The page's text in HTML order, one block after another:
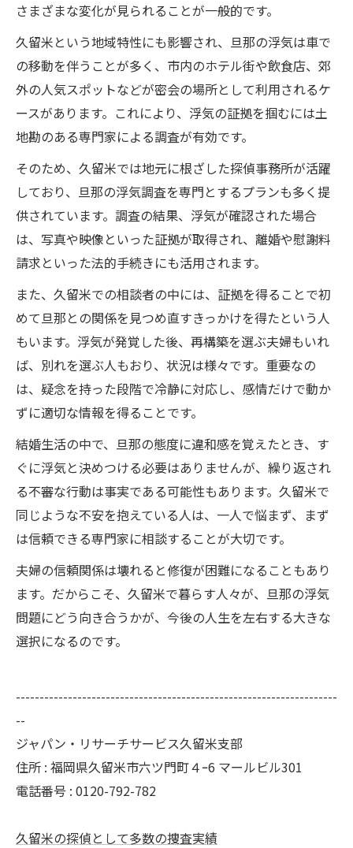
さまざまな変化が見られることが一般的です。
久留米という地域特性にも影響され、旦那の浮気は車で
の移動を伴うことが多く、市内のホテル街や飲食店、郊
外の人気スポットなどが密会の場所として利用されるケ
ースがあります。これにより、浮気の証拠を掴むには土
地勘のある専門家による調査が有効です。
そのため、久留米では地元に根ざした探偵事務所が活躍
しており、旦那の浮気調査を専門とするプランも多く提
供されています。調査の結果、浮気が確認された場合
は、写真や映像といった証拠が取得され、離婚や慰謝料
請求といった法的手続きにも活用されます。
また、久留米での相談者の中には、証拠を得ることで初
めて旦那との関係を見つめ直すきっかけを得たという人
もいます。浮気が発覚した後、再構築を選ぶ夫婦もいれ
ば、別れを選ぶ人もおり、状況は様々です。重要なの
は、疑念を持った段階で冷静に対応し、感情だけで動か
ずに適切な情報を得ることです。
結婚生活の中で、旦那の態度に違和感を覚えたとき、す
ぐに浮気と決めつける必要はありませんが、繰り返され
る不審な行動は事実である可能性もあります。久留米で
同じような不安を抱えている人は、一人で悩まず、まず
は信頼できる専門家に相談することが大切です。
夫婦の信頼関係は壊れると修復が困難になることもあり
ます。だからこそ、久留米で暮らす人々が、旦那の浮気
問題にどう向き合うかが、今後の人生を左右する大きな
選択になるのです。
--------------------------------------------------------------------
--
ジャパン・リサーチサービス久留米支部
住所 : 福岡県久留米市六ツ門町４ｰ6 マールビル301
電話番号 : 0120-792-782
久留米の探偵として多数の捜査実績